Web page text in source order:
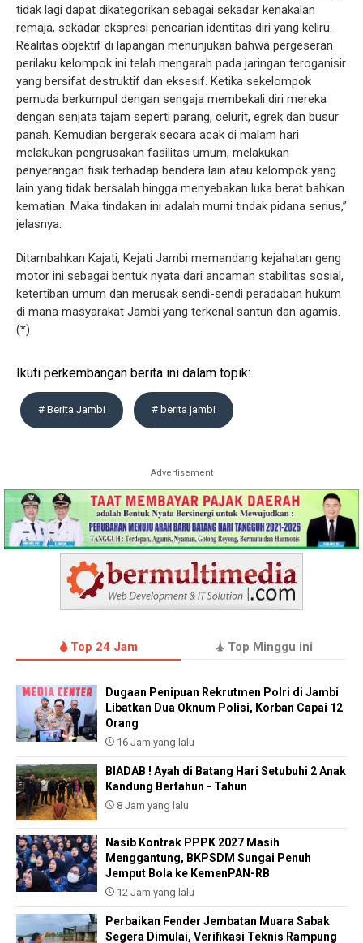
tidak lagi dapat dikategorikan sebagai sekadar kenakalan
remaja, sekadar ekspresi pencarian identitas diri yang keliru.
Realitas objektif di lapangan menunjukan bahwa pergeseran
perilaku kelompok ini telah mengarah pada jaringan teroganisir
yang bersifat destruktif dan eksesif. Ketika sekelompok
pemuda berkumpul dengan sengaja membekali diri mereka
dengan senjata tajam seperti parang, celurit, egrek dan busur
panah. Kemudian bergerak secara acak di malam hari
melakukan pengrusakan fasilitas umum, melakukan
penyerangan fisik terhadap bendera lain atau kelompok yang
lain yang tidak bersalah hingga menyebakan luka berat bahkan
kematian. Maka tindakan ini adalah murni tindak pidana serius,”
jelasnya.
Ditambahkan Kajati, Kejati Jambi memandang kejahatan geng
motor ini sebagai bentuk nyata dari ancaman stabilitas sosial,
ketertiban umum dan merusak sendi-sendi peradaban hukum
di mana masyarakat Jambi yang terkenal santun dan agamis.
(*)
Ikuti perkembangan berita ini dalam topik:
# Berita Jambi # berita jambi
Advertisement
Top 24 Jam Top Minggu ini
Dugaan Penipuan Rekrutmen Polri di Jambi
Libatkan Dua Oknum Polisi, Korban Capai 12
Orang
16 Jam yang lalu
BIADAB ! Ayah di Batang Hari Setubuhi 2 Anak
Kandung Bertahun - Tahun
8 Jam yang lalu
Nasib Kontrak PPPK 2027 Masih
Menggantung, BKPSDM Sungai Penuh
Jemput Bola ke KemenPAN-RB
12 Jam yang lalu
Perbaikan Fender Jembatan Muara Sabak
Segera Dimulai, Verifikasi Teknis Rampung